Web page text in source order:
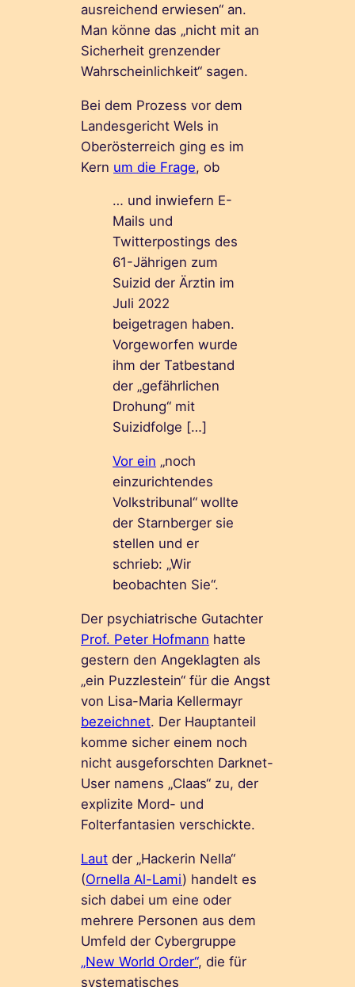
ausreichend erwiesen“ an.
Man könne das „nicht mit an
Sicherheit grenzender
Wahrscheinlichkeit“ sagen.
Bei dem Prozess vor dem
Landesgericht Wels in
Oberösterreich ging es im
Kern um die Frage, ob
… und inwiefern E-
Mails und
Twitterpostings des
61-Jährigen zum
Suizid der Ärztin im
Juli 2022
beigetragen haben.
Vorgeworfen wurde
ihm der Tatbestand
der „gefährlichen
Drohung“ mit
Suizidfolge […]
Vor ein „noch
einzurichtendes
Volkstribunal“ wollte
der Starnberger sie
stellen und er
schrieb: „Wir
beobachten Sie“.
Der psychiatrische Gutachter
Prof. Peter Hofmann hatte
gestern den Angeklagten als
„ein Puzzlestein“ für die Angst
von Lisa-Maria Kellermayr
bezeichnet. Der Hauptanteil
komme sicher einem noch
nicht ausgeforschten Darknet-
User namens „Claas“ zu, der
explizite Mord- und
Folterfantasien verschickte.
Laut der „Hackerin Nella“
(Ornella Al-Lami) handelt es
sich dabei um eine oder
mehrere Personen aus dem
Umfeld der Cybergruppe
„New World Order“, die für
systematisches